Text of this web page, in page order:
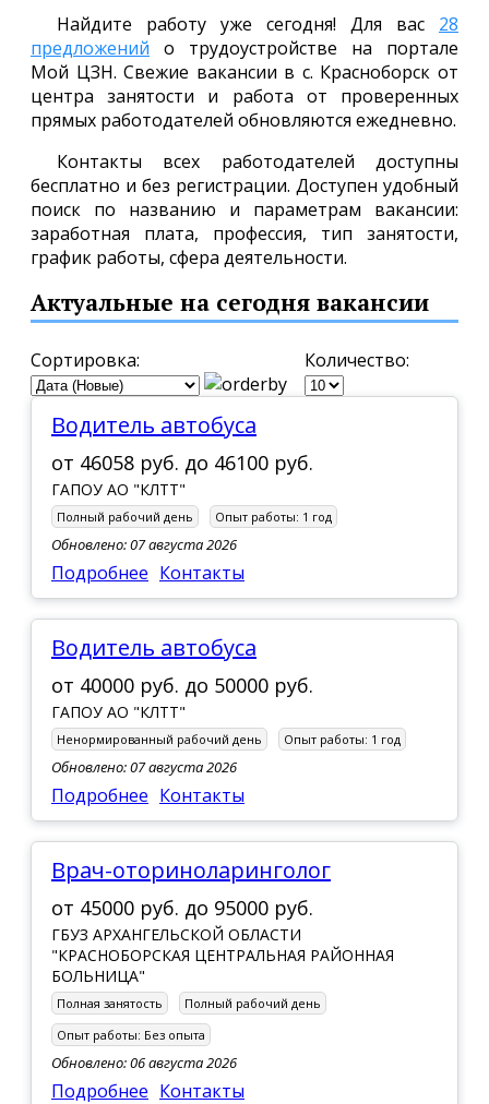
Найдите работу уже сегодня! Для вас 28
предложений о трудоустройстве на портале
Мой ЦЗН. Свежие вакансии в с. Красноборск от
центра занятости и работа от проверенных
прямых работодателей обновляются ежедневно.
Контакты всех работодателей доступны
бесплатно и без регистрации. Доступен удобный
поиск по названию и параметрам вакансии:
заработная плата, профессия, тип занятости,
график работы, сфера деятельности.
Актуальные на сегодня вакансии
Сортировка: Количество:
Водитель автобуса
от 46058 руб. до 46100 руб.
ГАПОУ АО "КЛТТ"
Полный рабочий день Опыт работы: 1 год
Обновлено: 07 августа 2026
Подробнее Контакты
Водитель автобуса
от 40000 руб. до 50000 руб.
ГАПОУ АО "КЛТТ"
Ненормированный рабочий день Опыт работы: 1 год
Обновлено: 07 августа 2026
Подробнее Контакты
врач-оториноларинголог
от 45000 руб. до 95000 руб.
ГБУЗ АРХАНГЕЛЬСКОЙ ОБЛАСТИ
"КРАСНОБОРСКАЯ ЦЕНТРАЛЬНАЯ РАЙОННАЯ
БОЛЬНИЦА"
Полная занятость
Полный рабочий день
Опыт работы: Без опыта
Обновлено: 06 августа 2026
Подробнее Контакты